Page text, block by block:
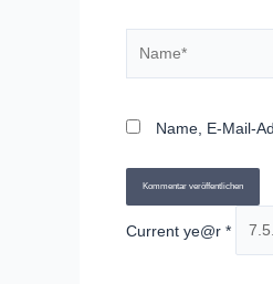
Name, E-Mail-
Current ye@r *